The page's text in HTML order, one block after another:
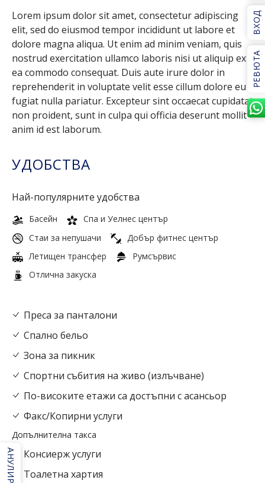
Lorem ipsum dolor sit amet, consectetur adipiscing
elit, sed do eiusmod tempor incididunt ut labore et
dolore magna aliqua. Ut enim ad minim veniam, quis
nostrud exercitation ullamco laboris nisi ut aliquip ex
ea commodo consequat. Duis aute irure dolor in
reprehenderit in voluptate velit esse cillum dolore eu
fugiat nulla pariatur. Excepteur sint occaecat cupidatat
non proident, sunt in culpa qui officia deserunt mollit
anim id est laborum.
УДОБСТВА
Най-популярните удобства
Басейн
Спа и Уелнес център
Стаи за непушачи
Добър фитнес център
Летищен трансфер
Румсървис
Отлична закуска
Преса за панталони
Спално бельо
Зона за пикник
Спортни събития на живо (излъчване)
По-високите етажи са достъпни с асансьор
Факс/Копирни услуги
Допълнителна такса
Консиерж услуги
Тоалетна хартия
ВХОД
РЕВЮТА